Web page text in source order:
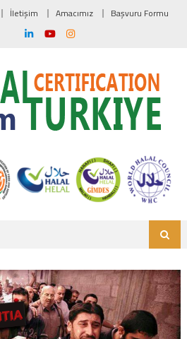
İletişim Amacımız Başvuru Formu